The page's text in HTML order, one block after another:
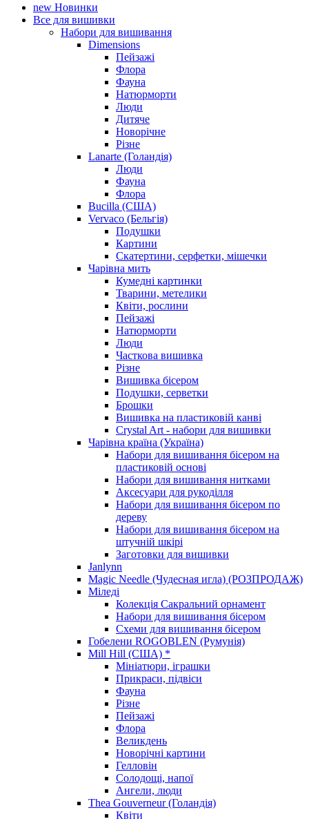
new Новинки
Все для вишивки
Набори для вишивання
Dimensions
Пейзажі
Флора
Фауна
Натюрморти
Люди
Дитяче
Новорічне
Різне
Lanarte (Голандія)
Люди
Фауна
Флора
Bucilla (США)
Vervaco (Бельгія)
Подушки
Картини
Скатертини, серфетки, мішечки
Чарiвна мить
Кумедні картинки
Тварини, метелики
Квіти, рослини
Пейзажі
Натюрморти
Люди
Часткова вишивка
Різне
Вишивка бісером
Подушки, серветки
Брошки
Вишивка на пластиковій канві
Crystal Art - набори для вишивки
Чарівна країна (Україна)
Набори для вишивання бісером на
пластиковій основі
Набори для вишивання нитками
Аксесуари для рукоділля
Набори для вишивання бісером по
дереву
Набори для вишивання бісером на
штучній шкірі
Заготовки для вишивки
Janlynn
Magic Needle (Чудесная игла) (РОЗПРОДАЖ)
Міледі
Колекція Сакральний орнамент
Набори для вишивання бісером
Схеми для вишивання бісером
Гобелени ROGOBLEN (Румунія)
Mill Hill (США) *
Мініатюри, іграшки
Прикраси, підвіси
Фауна
Різне
Пейзажі
Флора
Великдень
Новорічні картини
Гелловін
Солодощі, напої
Ангели, люди
Thea Gouverneur (Голандія)
Квіти